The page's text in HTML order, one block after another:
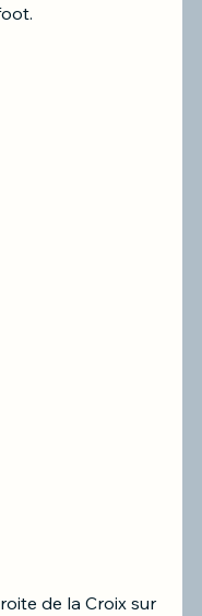
de la Croix sur